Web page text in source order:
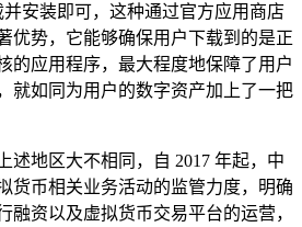
并安装即可，这种通过官方应用商店
优势，它能够确保用户下载到的是正
的应用程序，最大程度地保障了用户
就如同为用户的数字资产加上了一把
述地区大不相同，自 2017 年起，中
货币相关业务活动的监管力度，明确
融资以及虚拟货币交易平台的运营，